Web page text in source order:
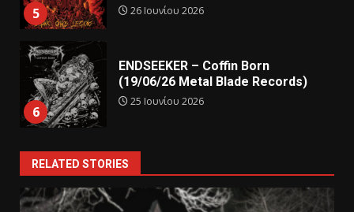
5 26 Ιουνίου 2026
6
ENDSEEKER – Coffin Born
(19/06/26 Metal Blade Records)
25 Ιουνίου 2026
RELATED STORIES